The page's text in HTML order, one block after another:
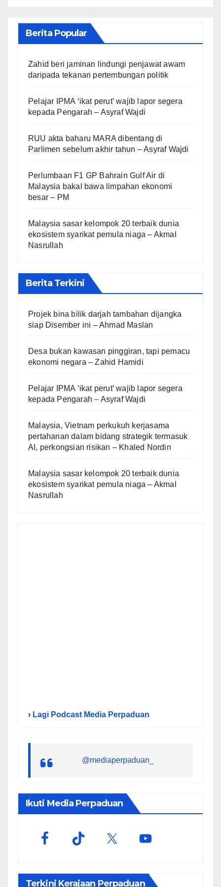
Berita Popular
Zahid beri jaminan lindungi penjawat awam
daripada tekanan pertembungan politik
Pelajar IPMA ‘ikat perut’ wajib lapor segera
kepada Pengarah – Asyraf Wajdi
RUU akta baharu MARA dibentang di
Parlimen sebelum akhir tahun – Asyraf Wajdi
Perlumbaan F1 GP Bahrain Gulf Air di
Malaysia bakal bawa limpahan ekonomi
besar – PM
Malaysia sasar kelompok 20 terbaik dunia
ekosistem syarikat pemula niaga – Akmal
Nasrullah
Berita Terkini
Projek bina bilik darjah tambahan dijangka
siap Disember ini – Ahmad Maslan
Desa bukan kawasan pinggiran, tapi pemacu
ekonomi negara – Zahid Hamidi
Pelajar IPMA ‘ikat perut’ wajib lapor segera
kepada Pengarah – Asyraf Wajdi
Malaysia, Vietnam perkukuh kerjasama
pertahanan dalam bidang strategik termasuk
AI, perkongsian risikan – Khaled Nordin
Malaysia sasar kelompok 20 terbaik dunia
ekosistem syarikat pemula niaga – Akmal
Nasrullah
› Lagi Podcast Media Perpaduan
@mediaperpaduan_
Ikuti Media Perpaduan
Terkini Kerajaan Perpaduan